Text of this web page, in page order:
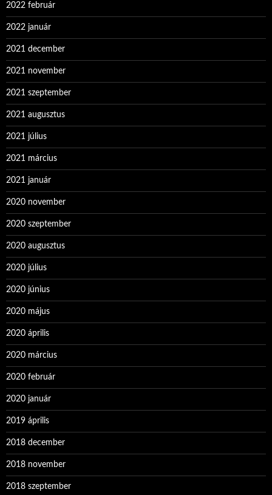
2022 február
2022 január
2021 december
2021 november
2021 szeptember
2021 augusztus
2021 július
2021 március
2021 január
2020 november
2020 szeptember
2020 augusztus
2020 július
2020 június
2020 május
2020 április
2020 március
2020 február
2020 január
2019 április
2018 december
2018 november
2018 szeptember